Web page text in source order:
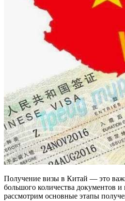
Получение визы в Китай — это важный этап подготовки к поездке, который требует внимательного подхода. В зависимости от цели визита, процесс оформления может включать сбор
большого количества документов
рассмотрим основные этапы